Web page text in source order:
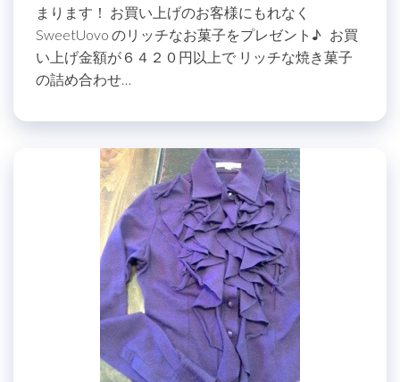
まります！ お買い上げのお客様にもれなく
SweetUovo のリッチなお菓子をプレゼント♪ お買
い上げ金額が６４２０円以上で リッチな焼き菓子
の詰め合わせ…